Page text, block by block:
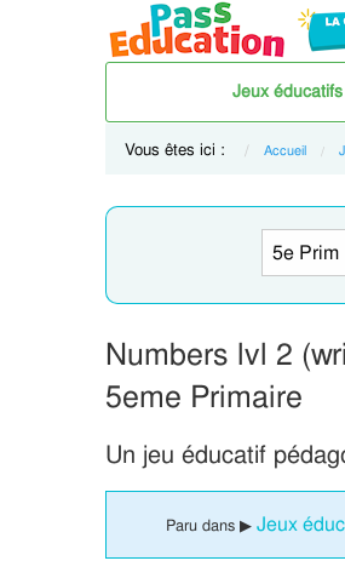
Jeux éducatifs
Vous êtes ici : Accueil
Numbers lvl 2
5eme Primaire
Un jeu éducatif
Paru dans ▶ Jeux